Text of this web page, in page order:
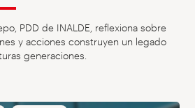
PDD de INALDE, reflexiona sobre
y acciones construyen un legado
generaciones.